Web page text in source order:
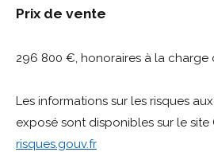
Prix de vente
296 800 €, honoraires à la charge
Les informations sur les risques
exposé sont disponibles sur le site
risques.gouv.fr